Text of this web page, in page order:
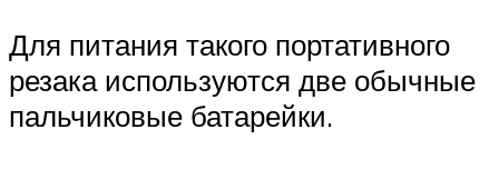
Для питания такого портативного
резака используются две обычные
пальчиковые батарейки.